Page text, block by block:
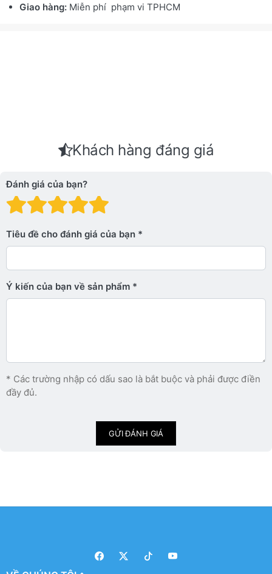
Giao hàng: Miễn phí phạm vi TPHCM
Khách hàng đáng giá
Đánh giá của bạn?
Đánh giá: 4 trên 5
Đánh giá: 3 trên 5 sao.
Đánh giá: 2 trên 5 sao.
Đánh giá: 1 trên 5 sao. Xấu
Tiêu đề cho đánh giá của bạn
Ý kiến ​​của bạn về sản phẩm
* Các trường nhập có dấu sao là bắt buộc và phải được điền
đầy đủ.
GỬI ĐÁNH GIÁ